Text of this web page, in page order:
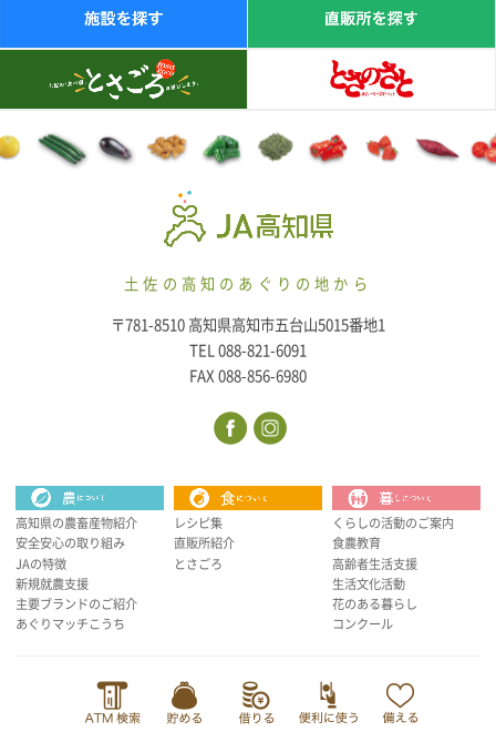
土佐の高知のあぐりの地から
〒781-8510 高知県高知市五台山5015番地1
TEL 088-821-6091
FAX 088-856-6980
高知県の農畜産物紹介
安全安心の取り組み
JAの特徴
新規就農支援
主要ブランドのご紹介
あぐりマッチこうち
レシピ集
直販所紹介
とさごろ
くらしの活動のご案内
食農教育
高齢者生活支援
生活文化活動
花のある暮らし
コンクール